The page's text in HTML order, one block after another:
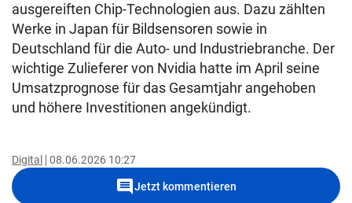
ausgereiften Chip-Technologien aus. Dazu zählten
Werke in Japan für Bildsensoren sowie in
Deutschland für die Auto- und Industriebranche. Der
wichtige Zulieferer von Nvidia hatte im April seine
Umsatzprognose für das Gesamtjahr angehoben
und höhere Investitionen angekündigt.
Digital 08.06.2026 10:27
commentJetzt kommentieren